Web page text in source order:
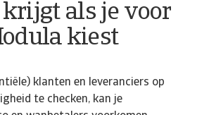
krijgt als je voor
kiest
klanten en leveranciers op
te checken, kan je